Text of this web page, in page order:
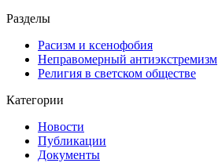
Разделы
Расизм и ксенофобия
Неправомерный антиэкстремизм
Религия в светском обществе
Категории
Новости
Публикации
Документы